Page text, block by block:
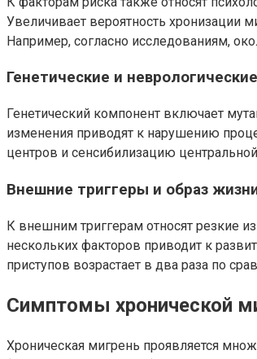
Увеличивает вероятность хронизации
Например, согласно исследованиям,
Генетические и
Генетический компонент включает
изменения приводят к нарушению
центров и сенсибилизацию
Внешние триггеры и образ
К внешним триггерам относят резкие
нескольких факторов приводит к
приступов возрастает в два раза по
Симптомы хронической
Хроническая мигрень проявляется